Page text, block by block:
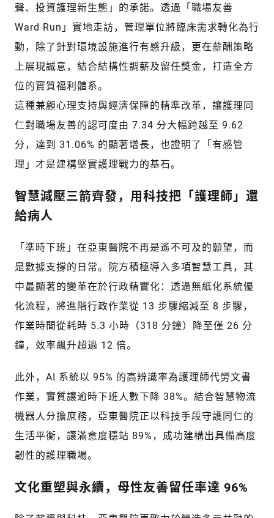
聲、投資護理新生態」的承諾。透過「職場友善
Ward Run」實地走訪，管理單位將臨床需求轉化為行
動，除了針對環境設施進行有感升級，更在薪酬策略
上展現誠意，結合結構性調薪及留任獎金，打造全方
位的實質福利體系。
這種兼顧心理支持與經濟保障的精準改革，讓護理同
仁對職場友善的認可度由 7.34 分大幅跨越至 9.62
分，達到 31.06% 的顯著增長，也證明了「有感管
理」才是建構堅實護理戰力的基石。
智慧減壓三箭齊發，用科技把「護理師」還
給病人
「準時下班」在亞東醫院不再是遙不可及的願望，而
是數據支撐的日常。院方積極導入多項智慧工具，其
中最顯著的變革在於行政精實化：透過無紙化系統優
化流程，將進階行政作業從 13 步驟縮減至 8 步驟，
作業時間從耗時 5.3 小時（318 分鐘）降至僅 26 分
鐘，效率飆升超過 12 倍。
此外，AI 系統以 95% 的高辨識率為護理師代勞文書
作業，實質讓逾時下班人數下降 38%。結合智慧物流
機器人分擔庶務，亞東醫院正以科技手段守護同仁的
生活平衡，讓滿意度穩站 89%，成功建構出具備高度
韌性的護理職場。
文化重塑與永續，母性友善留任率達 96%